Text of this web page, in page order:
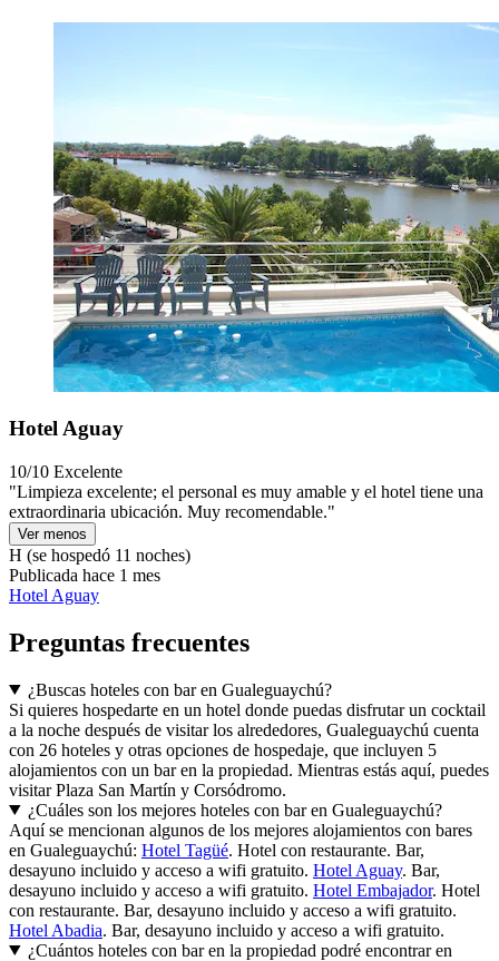
Hotel Aguay
10/10 Excelente
"Limpieza excelente; el personal es muy amable y el hotel tiene una
extraordinaria ubicación. Muy recomendable."
Ver menos
H (se hospedó 11 noches)
Publicada hace 1 mes
Hotel Aguay
Preguntas frecuentes
¿Buscas hoteles con bar en Gualeguaychú?
Si quieres hospedarte en un hotel donde puedas disfrutar un cocktail
a la noche después de visitar los alrededores, Gualeguaychú cuenta
con 26 hoteles y otras opciones de hospedaje, que incluyen 5
alojamientos con un bar en la propiedad. Mientras estás aquí, puedes
visitar Plaza San Martín y Corsódromo.
¿Cuáles son los mejores hoteles con bar en Gualeguaychú?
Aquí se mencionan algunos de los mejores alojamientos con bares
en Gualeguaychú: Hotel Tagüé. Hotel con restaurante. Bar,
desayuno incluido y acceso a wifi gratuito. Hotel Aguay. Bar,
desayuno incluido y acceso a wifi gratuito. Hotel Embajador. Hotel
con restaurante. Bar, desayuno incluido y acceso a wifi gratuito.
Hotel Abadia. Bar, desayuno incluido y acceso a wifi gratuito.
¿Cuántos hoteles con bar en la propiedad podré encontrar en